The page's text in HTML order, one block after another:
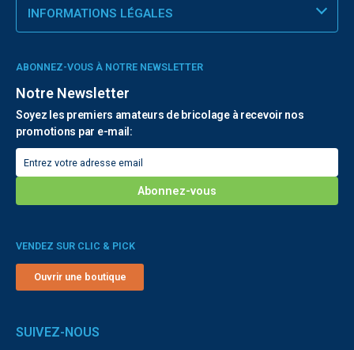
INFORMATIONS LÉGALES
ABONNEZ-VOUS À NOTRE NEWSLETTER
Notre Newsletter
Soyez les premiers amateurs de bricolage à recevoir nos
promotions par e-mail:
VENDEZ SUR CLIC & PICK
Ouvrir une boutique
SUIVEZ-NOUS